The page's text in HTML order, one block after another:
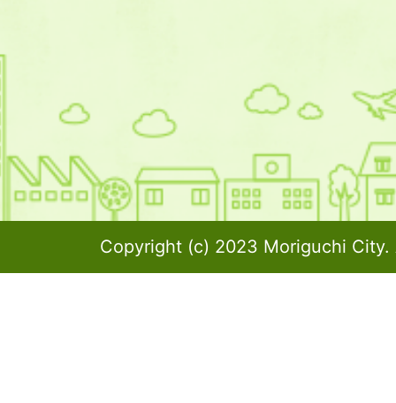
Copyright (c) 2023 Moriguchi City.